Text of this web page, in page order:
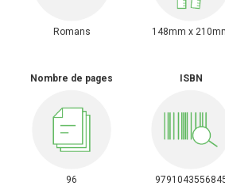
Romans 148mm x
Nombre de pages
96
ISBN